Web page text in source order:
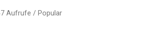
Aufrufe / Popular